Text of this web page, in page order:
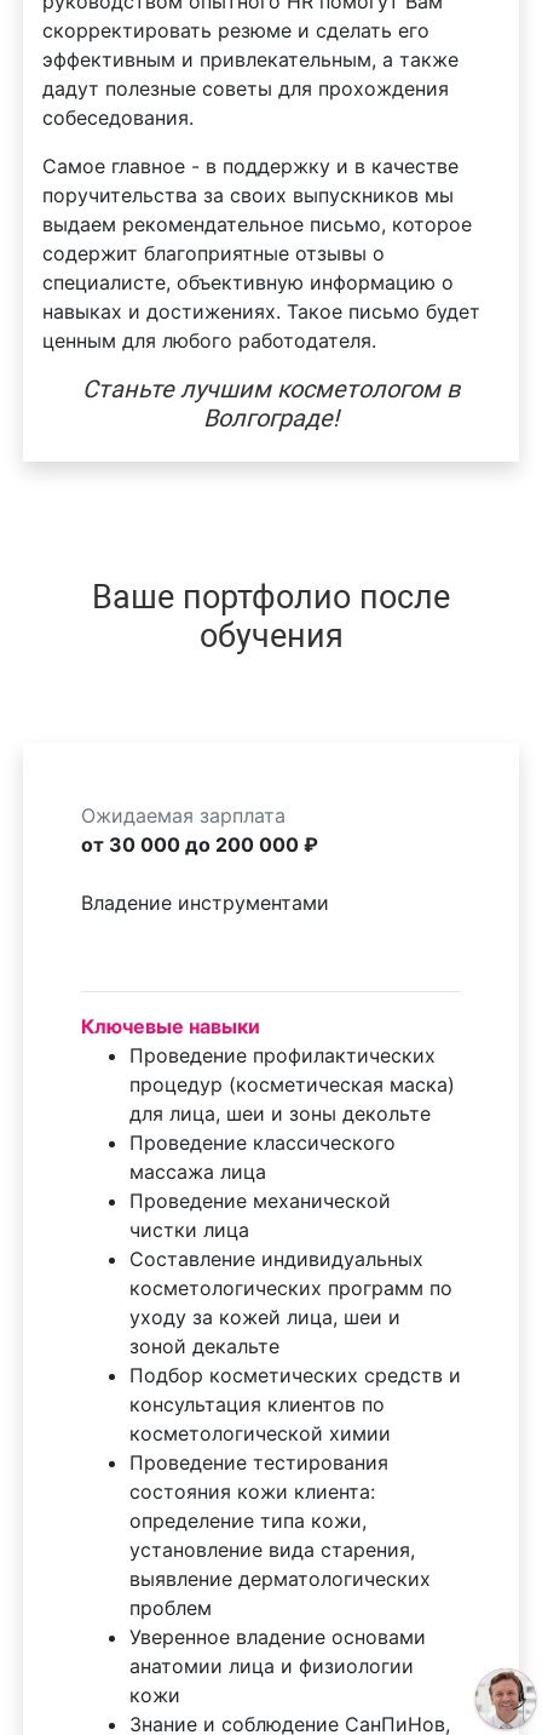
скорректировать резюме и сделать его
эффективным и привлекательным, а также
дадут полезные советы для прохождения
собеседования.
Самое главное - в поддержку и в качестве
поручительства за своих выпускников мы
выдаем рекомендательное письмо, которое
содержит благоприятные отзывы о
специалисте, объективную информацию о
навыках и достижениях. Такое письмо будет
ценным для любого работодателя.
Станьте лучшим косметологом в
Волгограде!
Ваше портфолио после
обучения
Ожидаемая зарплата
от 30 000 до 200 000 ₽
Владение инструментами
Ключевые навыки
Проведение профилактических
процедур (косметическая маска)
для лица, шеи и зоны декольте
Проведение классического
массажа лица
Проведение механической
чистки лица
Составление индивидуальных
косметологических программ по
уходу за кожей лица, шеи и
зоной декальте
Подбор косметических средств и
консультация клиентов по
косметологической химии
Проведение тестирования
состояния кожи клиента:
определение типа кожи,
установление вида старения,
выявление дерматологических
проблем
Уверенное владение основами
анатомии лица и физиологии
кожи
Знание и соблюдение СанПиНов,